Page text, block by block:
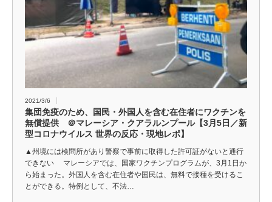
2021/3/6
集団免疫のため、国民・外国人を含む在住者にワクチンを
無償提供 ＠マレーシア・クアラルンプール【3月5日／新
型コロナウイルス 世界の反応・現地レポ】
▲州境には検問所があり警察で事前に取得した許可証がないと通行
できない マレーシアでは、国家ワクチンプログラムが、3月1日か
ら始まった。外国人を含む在住者や国民は、無料で接種を受けるこ
とができる。特例として、不法…